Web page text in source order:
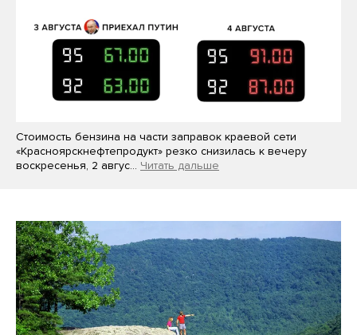
Стоимость бензина на части заправок краевой сети
«Красноярскнефтепродукт» резко снизилась к вечеру
воскресенья, 2 авгус… Читать дальше